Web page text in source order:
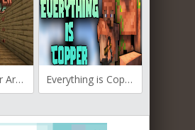
Better Copper Armor and Tools для Майнкрафт [1.20.4, 1.20.2, 1.20.1] Everything is Copper для Майнкрафт [1.19.3, 1.19.2, 1.19]